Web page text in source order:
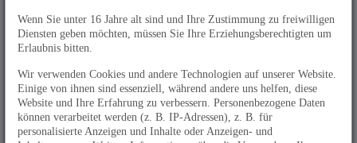
ZA - 1960 Meyerton
Tel.: +27 16 3620300
Fax: +27 16 3620725
Homepage:www.detek.co.za
Marokko
Wenn Sie unter 16 Jahre alt sind und Ihre Zustimmung zu freiwilligen
Diensten geben möchten, müssen Sie Ihre Erziehungsberechtigten um
Erlaubnis bitten.
Wir verwenden Cookies und andere Technologien auf unserer Website.
Einige von ihnen sind essenziell, während andere uns helfen, diese
Website und Ihre Erfahrung zu verbessern. Personenbezogene Daten
können verarbeitet werden (z. B. IP-Adressen), z. B. für
personalisierte Anzeigen und Inhalte oder Anzeigen- und